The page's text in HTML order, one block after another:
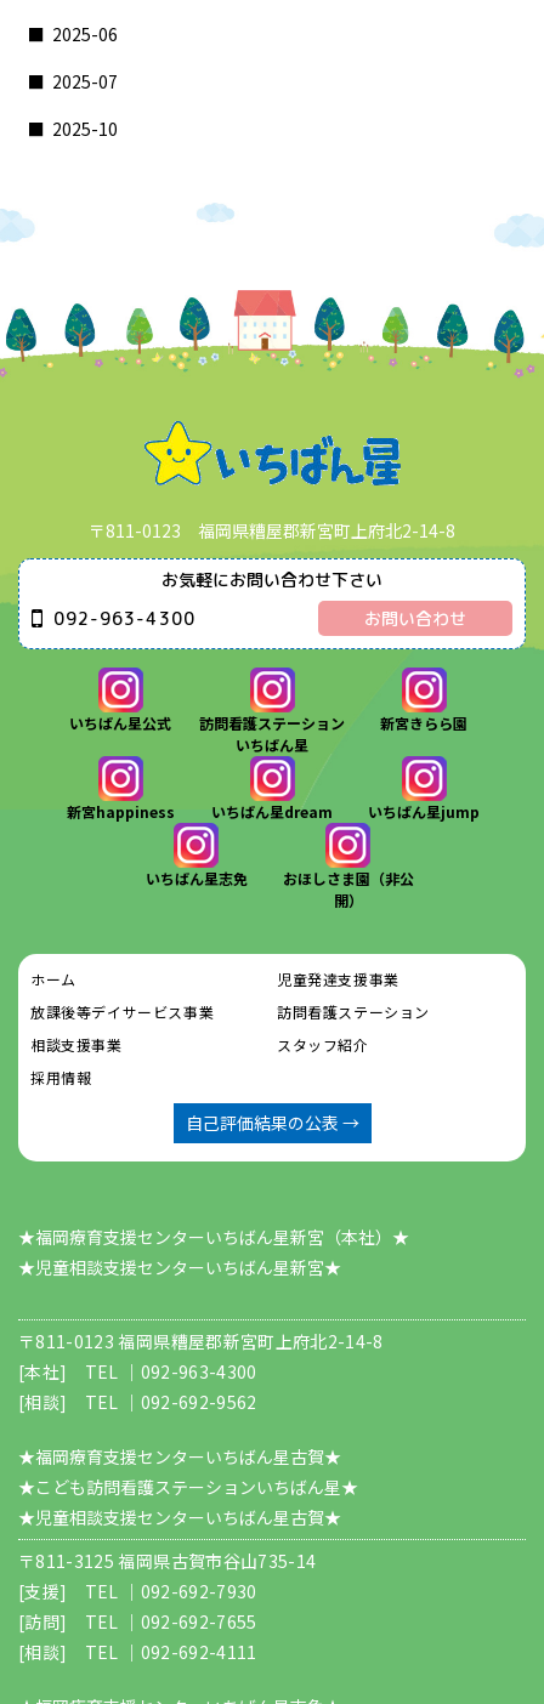
2025-06
2025-07
2025-10
〒811-0123 福岡県糟屋郡新宮町上府北2-14-8
お気軽にお問い合わせ下さい
092-963-4300
お問い合わせ
いちばん星公式
訪問看護ステーション
いちばん星
新宮きらら園
新宮happiness いちばん星dream いちばん星jump
いちばん星志免
おほしさま園（非公
開）
ホーム
児童発達支援事業
放課後等デイサービス事業
訪問看護ステーション
相談支援事業
スタッフ紹介
採用情報
自己評価結果の公表 →
★福岡療育支援センターいちばん星新宮（本社）★
​​​​​​​★児童相談支援センターいちばん星新宮★
〒811-0123 福岡県糟屋郡新宮町上府北2-14-8
[本社] TEL ｜ 092-963-4300
[相談] TEL ｜ 092-692-9562
★福岡療育支援センターいちばん星古賀★
★こども訪問看護ステーションいちばん星★
★児童相談支援センターいちばん星古賀★
〒811-3125 福岡県古賀市谷山735-14
[支援] TEL ｜ 092-692-7930
[訪問] TEL ｜ 092-692-7655
[相談] TEL ｜ 092-692-4111